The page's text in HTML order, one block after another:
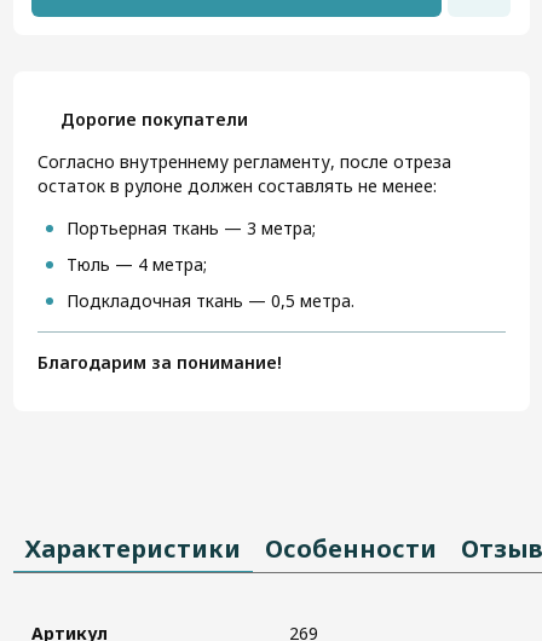
Дорогие покупатели
Согласно внутреннему регламенту, после отреза
остаток в рулоне должен составлять не менее:
Портьерная ткань — 3 метра;
Тюль — 4 метра;
Подкладочная ткань — 0,5 метра.
Благодарим за понимание!
Характеристики Особенности
Артикул 269